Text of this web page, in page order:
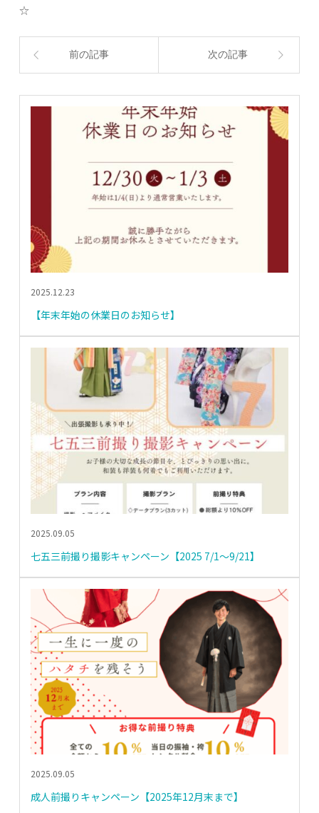
☆
前の記事 次の記事
2025.12.23
【年末年始の休業日のお知らせ】
2025.09.05
七五三前撮り撮影キャンペーン【2025 7/1～9/21】
2025.09.05
成人前撮りキャンペーン【2025年12月末まで】